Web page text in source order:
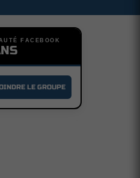
FACEBOOK
LE GROUPE